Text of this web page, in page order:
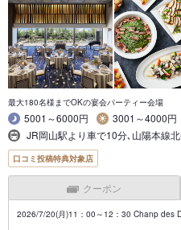
最大180名様までOKの宴会パーティー会場
5001～6000円
3001～4000円
JR岡山駅より車で10分､山陽本線
口コミ投稿特典対象店
クーポン
2026/7/20(月)11：00～12：30 Chanp des